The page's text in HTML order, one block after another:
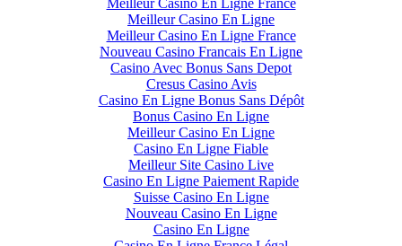
Meilleur Casino En Ligne
Meilleur Casino En Ligne France
Nouveau Casino Francais En Ligne
Casino Avec Bonus Sans Depot
Cresus Casino Avis
Casino En Ligne Bonus Sans Dépôt
Bonus Casino En Ligne
Meilleur Casino En Ligne
Casino En Ligne Fiable
Meilleur Site Casino Live
Casino En Ligne Paiement Rapide
Suisse Casino En Ligne
Nouveau Casino En Ligne
Casino En Ligne